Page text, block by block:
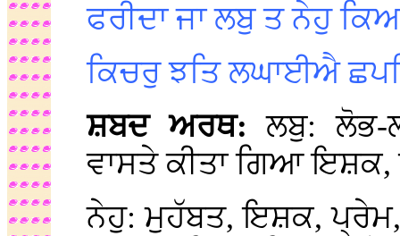
ਫਰੀਦਾ ਜਾ ਲਬੁ ਤ ਨੇਹੁ
ਕਿਚਰੁ ਝਤਿ ਲਘਾਈਐ
ਸ਼ਬਦ ਅਰਥ:ਲਬੁ: ਲੋਭ-
ਵਾਸਤੇ ਕੀਤਾ ਗਿਆ
ਨੇਹੁ: ਮੁਹੱਬਤ, ਇਸ਼ਕ,